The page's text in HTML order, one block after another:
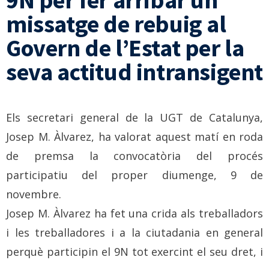
missatge de rebuig al
Govern de l’Estat per la
seva actitud intransigent
Els secretari general de la UGT de Catalunya,
Josep M. Àlvarez, ha valorat aquest matí en roda
de premsa la convocatòria del procés
participatiu del proper diumenge, 9 de
novembre.
Josep M. Àlvarez ha fet una crida als treballadors
i les treballadores i a la ciutadania en general
perquè participin el 9N tot exercint el seu dret, i